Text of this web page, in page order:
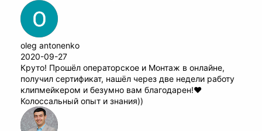
oleg antonenko
2020-09-27
Круто! Прошёл операторское и Монтаж в онлайне,
получил сертификат, нашёл через две недели работу
клипмейкером и безумно вам благодарен!♥️
Колоссальный опыт и знания))